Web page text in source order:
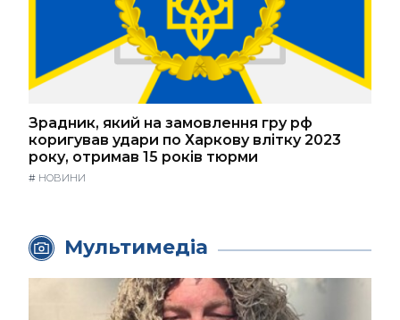
Зрадник, який на замовлення гру рф
коригував удари по Харкову влітку 2023
року, отримав 15 років тюрми
# НОВИНИ
Мультимедіа